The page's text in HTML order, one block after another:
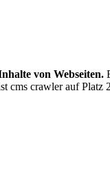
von Webseiten.
crawler auf Platz